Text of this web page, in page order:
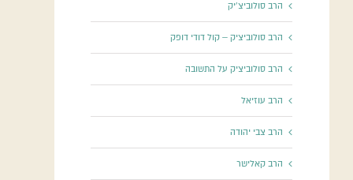
הרב סולוביצ'יק
הרב סולוביציק – קול דודי דופק
הרב סולוביציק על התשובה
הרב עוזיאל
הרב צבי יהודה
הרב קאלישר